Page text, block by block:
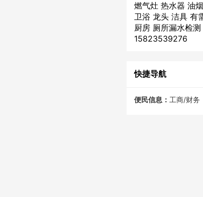
燃气灶 热水器 油
卫浴 龙头 洁具 有
厨房 厕所漏水检
15823539276
快捷导航
便民信息： 工商/财务